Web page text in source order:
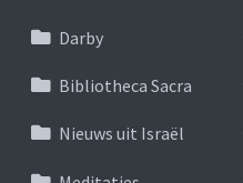
Darby
Bibliotheca Sacra
Nieuws uit Israël